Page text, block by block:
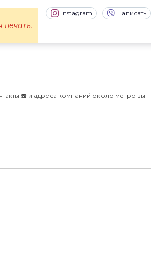
Instagram Написать
☎️ и адреса компаний около метро вы